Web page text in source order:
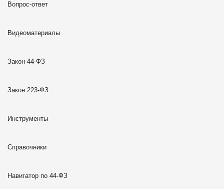
Вопрос-ответ
Видеоматериалы
Закон 44-ФЗ
Закон 223-ФЗ
Инструменты
Справочники
Навигатор по 44-ФЗ